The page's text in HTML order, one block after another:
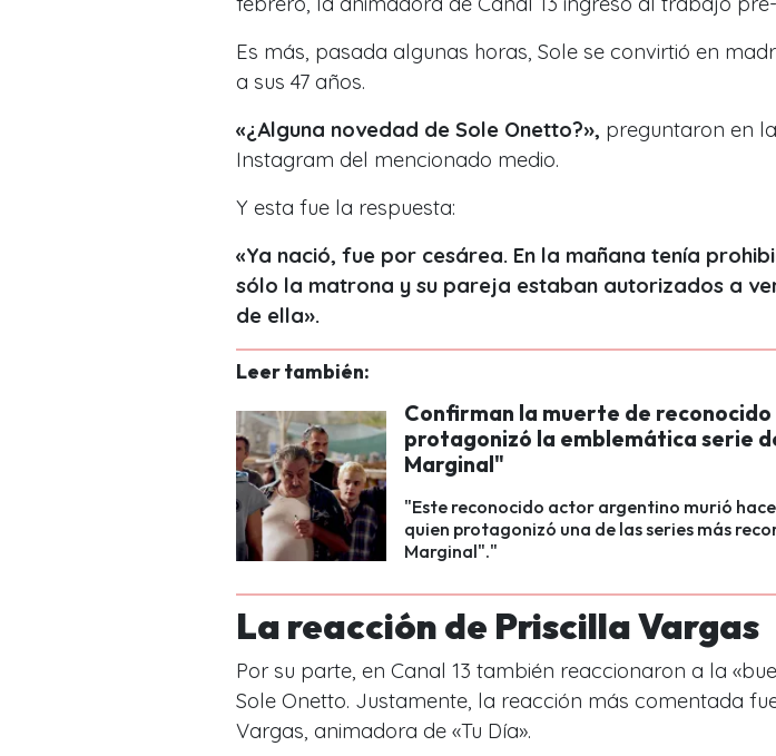
Es más, pasada algunas horas, Sole se convirtió en
a sus 47 años.
«¿Alguna novedad de Sole Onetto?», preguntaron en
Instagram del mencionado medio.
Y esta fue la respuesta:
«Ya nació, fue por cesárea. En la mañana tenía
sólo la matrona y su pareja estaban autorizados a
de ella».
Leer también:
Confirman la muerte de
protagonizó la emblemática serie
Marginal"
"Este reconocido actor argentino murió
quien protagonizó una de las series más
Marginal"."
La reacción de Priscilla Vargas
Por su parte, en Canal 13 también reaccionaron a la
Sole Onetto. Justamente, la reacción más comentada
Vargas, animadora de «Tu Día».